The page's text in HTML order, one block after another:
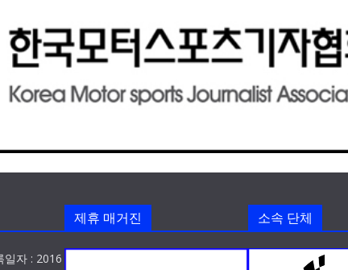
자 : 2016
제휴 매거진 소속 단체